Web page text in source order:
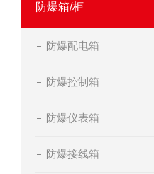
防爆箱/柜
防爆配电箱
防爆控制箱
防爆仪表箱
防爆接线箱